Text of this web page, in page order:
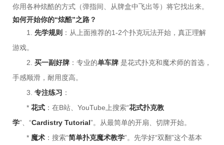
你用各种炫酷的方式（弹指间、从牌盒中飞出等）将它找出来。
如何开始你的“炫酷”之路？
1. 先学规则 ：从上面推荐的1-2个扑克玩法开始，真正理解
游戏。
2. 买一副好牌 ：专业的单车牌 是花式扑克和魔术师的首选，
手感顺滑，耐用度高。
3. 专注练习 ：
* 花式 ：在B站、YouTube上搜索“花式扑克教
学”、“Cardistry Tutorial”。从最简单的开扇、切牌开始。
* 魔术 ：搜索“简单扑克魔术教学”。先学好“双翻”这个基本